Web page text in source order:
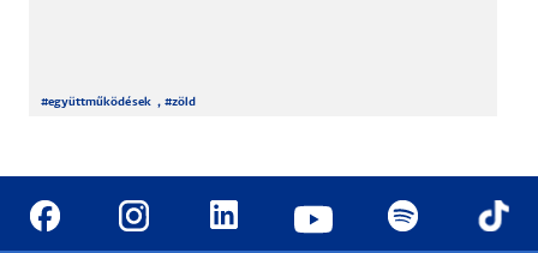
#együttműködések , #zöld